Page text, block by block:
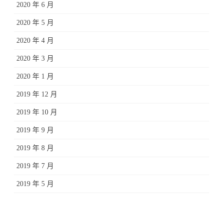
2020 年 6 月
2020 年 5 月
2020 年 4 月
2020 年 3 月
2020 年 1 月
2019 年 12 月
2019 年 10 月
2019 年 9 月
2019 年 8 月
2019 年 7 月
2019 年 5 月